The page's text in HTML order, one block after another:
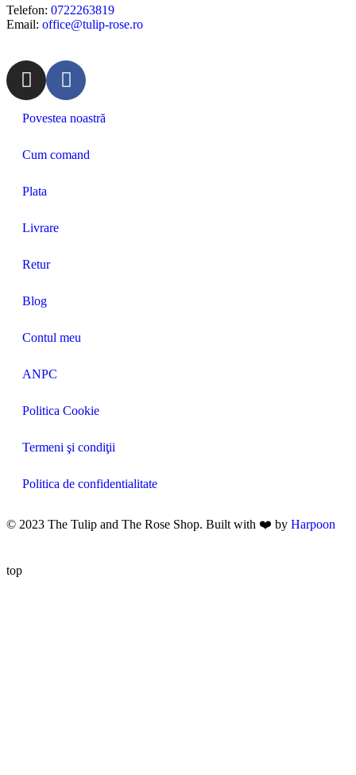
Telefon: 0722263819
Email: office@tulip-rose.ro
Povestea noastră
Cum comand
Plata
Livrare
Retur
Blog
Contul meu
ANPC
Politica Cookie
Termeni şi condiţii
Politica de confidentialitate
© 2023 The Tulip and The Rose Shop. Built with ❤️ by Harpoon
top